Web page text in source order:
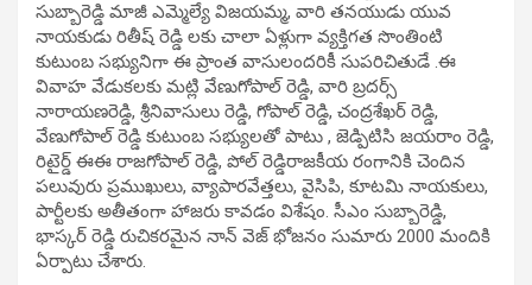
సుబ్బారెడ్డి మాజీ ఎమ్మెల్యే విజయమ్మ, వారి తనయుడు యువ
నాయకుడు రితీష్ రెడ్డి లకు చాలా ఏళ్లుగా వ్యక్తిగత సొంతింటి
కుటుంబ సభ్యునిగా ఈ ప్రాంత వాసులందరికీ సుపరిచితుడే .ఈ
వివాహ వేడుకలకు మట్లి వేణుగోపాల్ రెడ్డి, వారి బ్రదర్స్
నారాయణరెడ్డి, శ్రీనివాసులు రెడ్డి, గోపాల్ రెడ్డి, చంద్రశేఖర్ రెడ్డి,
వేణుగోపాల్ రెడ్డి కుటుంబ సభ్యులతో పాటు , జెడ్పిటిసి జయరాం రెడ్డి,
రిటైర్డ్ ఈఈ రాజగోపాల్ రెడ్డి, పోల్ రెడ్డిరాజకీయ రంగానికి చెందిన
పలువురు ప్రముఖులు, వ్యాపారవేత్తలు, వైసిపి, కూటమి నాయకులు,
పార్టీలకు అతీతంగా హాజరు కావడం విశేషం. సీఎం సుబ్బారెడ్డి,
భాస్కర్ రెడ్డి రుచికరమైన నాన్ వెజ్ భోజనం సుమారు 2000 మందికి
ఏర్పాటు చేశారు.